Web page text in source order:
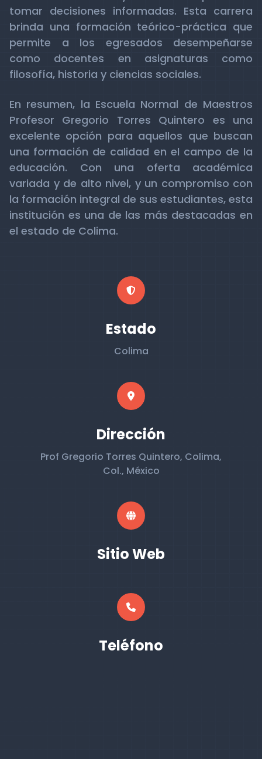
tomar decisiones informadas. Esta carrera
brinda una formación teórico-práctica que
permite a los egresados desempeñarse
como docentes en asignaturas como
filosofía, historia y ciencias sociales.
En resumen, la Escuela Normal de Maestros
Profesor Gregorio Torres Quintero es una
excelente opción para aquellos que buscan
una formación de calidad en el campo de la
educación. Con una oferta académica
variada y de alto nivel, y un compromiso con
la formación integral de sus estudiantes, esta
institución es una de las más destacadas en
el estado de Colima.
Estado
Colima
Dirección
Prof Gregorio Torres Quintero, Colima,
Col., México
Sitio Web
Teléfono